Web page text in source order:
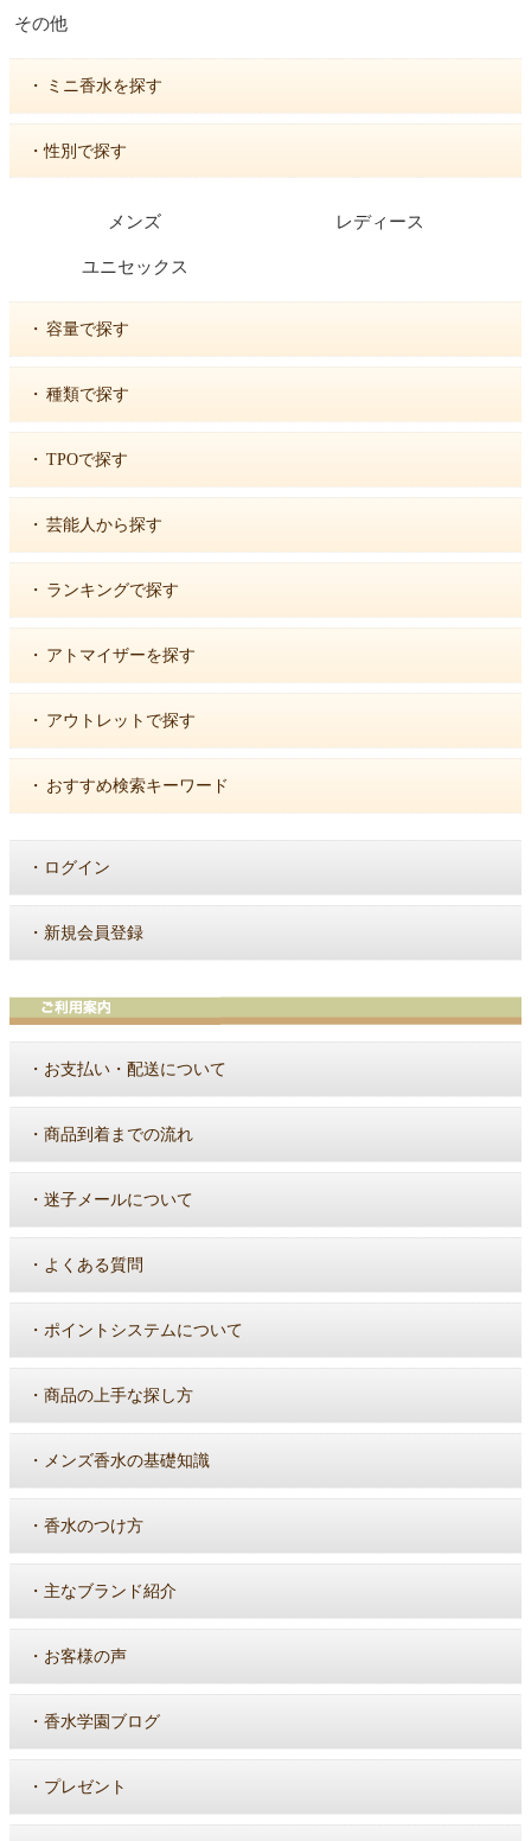
その他
・ ミニ香水を探す
・性別で探す
メンズ レディース
ユニセックス
・ 容量で探す
・ 種類で探す
・ TPOで探す
・ 芸能人から探す
・ ランキングで探す
・ アトマイザーを探す
・ アウトレットで探す
・ おすすめ検索キーワード
・ ログイン
・ 新規会員登録
・ お支払い・配送について
・ 商品到着までの流れ
・ 迷子メールについて
・ よくある質問
・ ポイントシステムについて
・ 商品の上手な探し方
・ メンズ香水の基礎知識
・ 香水のつけ方
・ 主なブランド紹介
・ お客様の声
・ 香水学園ブログ
・ プレゼント